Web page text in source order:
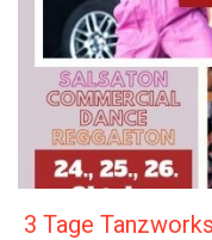
3 Tage